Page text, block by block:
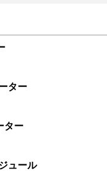
ター
ター
ュール